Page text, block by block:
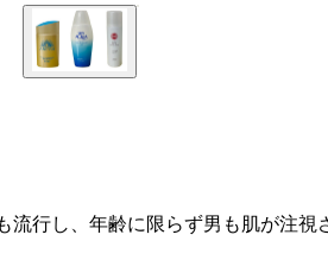
行し、年齢に限らず男も肌が注